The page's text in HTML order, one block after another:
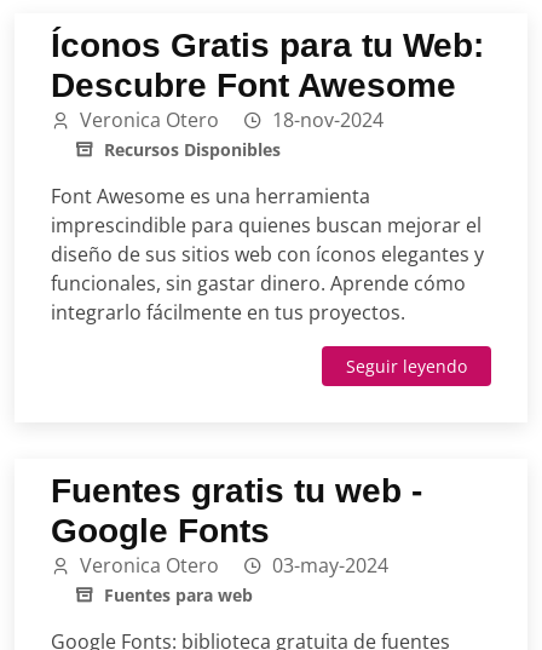
Íconos Gratis para tu Web:
Descubre Font Awesome
Veronica Otero 18-nov-2024
Recursos Disponibles
Font Awesome es una herramienta
imprescindible para quienes buscan mejorar el
diseño de sus sitios web con íconos elegantes y
funcionales, sin gastar dinero. Aprende cómo
integrarlo fácilmente en tus proyectos.
Seguir leyendo
Fuentes gratis tu web -
Google Fonts
Veronica Otero 03-may-2024
Fuentes para web
Google Fonts: biblioteca gratuita de fuentes